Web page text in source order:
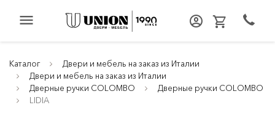
menu
Каталог
Двери и мебель на заказ из Италии
Двери и мебель на заказ из Италии
Дверные ручки COLOMBO
Дверные ручки COLOMBO
LIDIA